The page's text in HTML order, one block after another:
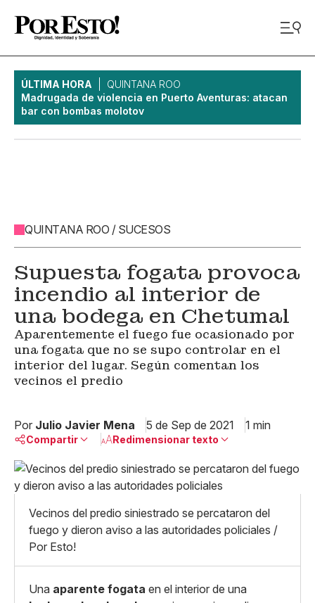
ÚLTIMA HORA
QUINTANA ROO
Madrugada de violencia en Puerto Aventuras: atacan
bar con bombas molotov
QUINTANA ROO / SUCESOS
Supuesta fogata provoca
incendio al interior de
una bodega en Chetumal
Aparentemente el fuego fue ocasionado por
una fogata que no se supo controlar en el
interior del lugar. Según comentan los
vecinos el predio
Por Julio Javier Mena 5 de Sep de 2021 1 min
Compartir
Linkedin
X
Whatsapp
Copiar enlace
Redimensionar texto
Pequeño
Mediano
Grande
Vecinos del predio siniestrado se percataron del
fuego y dieron aviso a las autoridades policiales /
Por Esto!
Una aparente fogata en el interior de una